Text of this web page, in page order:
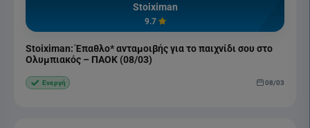
Stoiximan
9.7
Stoiximan: Έπαθλο* ανταμοιβής για το παιχνίδι σου στο
Ολυμπιακός – ΠΑΟΚ (08/03)
Ενεργή 08/03